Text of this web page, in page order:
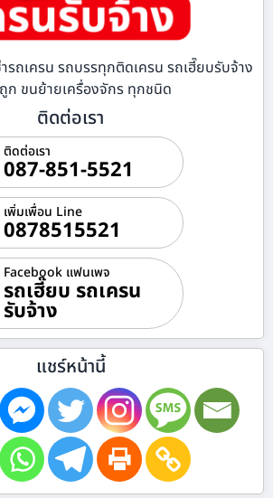
ารถเครน รถบรรทุกติดเครน รถเฮี๊ยบรับจ้าง
ก ขนย้ายเครื่องจักร ทุกชนิด
ติดต่อเรา
ติดต่อเรา
087-851-5521
เพิ่มเพื่อน Line
0878515521
Facebook แฟนเพจ
รถเฮี๊ยบ รถเครน
รับจ้าง
แชร์หน้านี้